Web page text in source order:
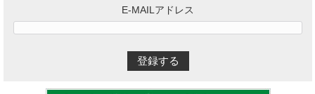
E-MAILアドレス